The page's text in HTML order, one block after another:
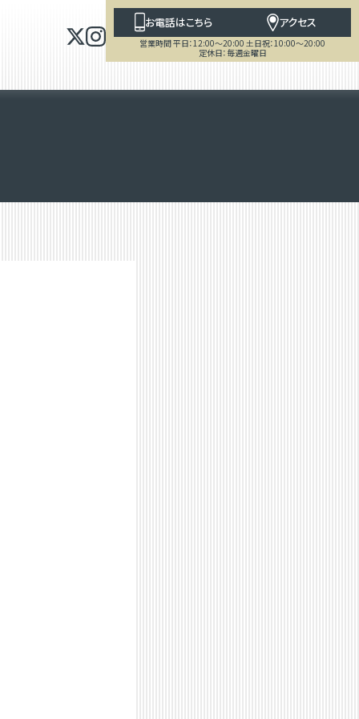
お電話はこちら アクセス
営業時間 平日：12:00～20:00 土日祝：10:00～20:00
定休日：毎週金曜日